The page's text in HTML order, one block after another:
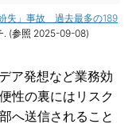
失」事故 過去最多の189
. (参照 2025-09-08)
ア発想など業務効
性の裏にはリスク
へ送信されること